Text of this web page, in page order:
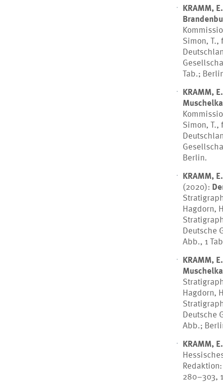
KRAMM,
Simon,
Tab.;
KRAMM, E.
Simon,
Berlin.
KRAMM,
(2020):
Hagdorn,
Deutsche
Abb., 1
KRAMM,
Hagdorn,
Deutsche
Abb.;
KRAMM,
280–303,